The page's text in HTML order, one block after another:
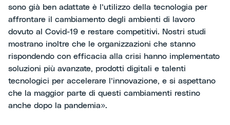
sono già ben adattate è l’utilizzo della tecnologia per
affrontare il cambiamento degli ambienti di lavoro
dovuto al Covid-19 e restare competitivi. Nostri studi
mostrano inoltre che le organizzazioni che stanno
rispondendo con efficacia alla crisi hanno implementato
soluzioni più avanzate, prodotti digitali e talenti
tecnologici per accelerare l’innovazione, e si aspettano
che la maggior parte di questi cambiamenti restino
anche dopo la pandemia».